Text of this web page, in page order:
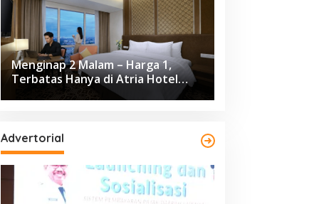
Menginap 2 Malam – Harga 1,
Terbatas Hanya di Atria Hotel
Advertorial